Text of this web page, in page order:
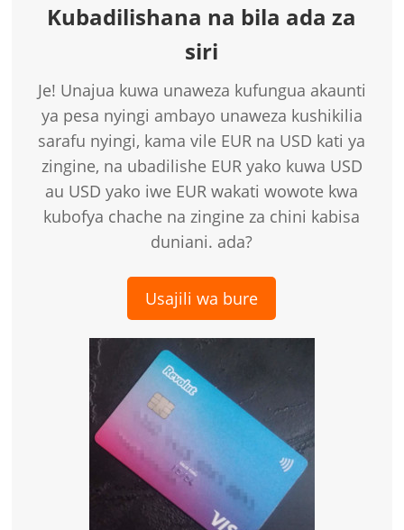
Kubadilishana na bila ada za
siri
Je! Unajua kuwa unaweza kufungua akaunti
ya pesa nyingi ambayo unaweza kushikilia
sarafu nyingi, kama vile EUR na USD kati ya
zingine, na ubadilishe EUR yako kuwa USD
au USD yako iwe EUR wakati wowote kwa
kubofya chache na zingine za chini kabisa
duniani. ada?
Usajili wa bure